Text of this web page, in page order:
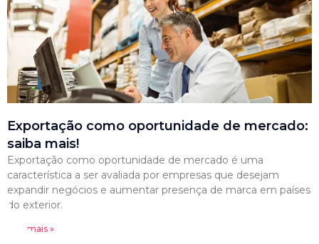
Exportação como oportunidade de mercado:
saiba mais!
Exportação como oportunidade de mercado é uma
característica a ser avaliada por empresas que desejam
expandir negócios e aumentar presença de marca em países
do exterior.
Leia mais »